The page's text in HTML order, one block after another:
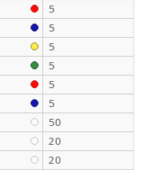
5
5
5
5
5
5
50
20
20